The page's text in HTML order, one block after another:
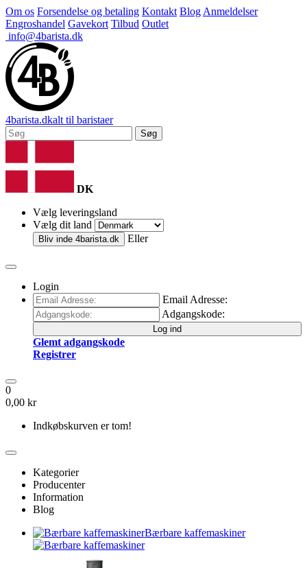
Om os Forsendelse og betaling Kontakt Blog Anmeldelser
Engroshandel Gavekort Tilbud Outlet
info@4barista.dk
4barista.dkalt til baristaer
Søg
DK
Vælg leveringsland
Vælg dit land
Bliv inde 4barista.dk Eller
Login
Email Adresse:
Adgangskode:
Log ind
Glemt adgangskode
Registrer
0
0,00 kr
Indkøbskurven er tom!
Kategorier
Producenter
Information
Blog
Bærbare kaffemaskiner